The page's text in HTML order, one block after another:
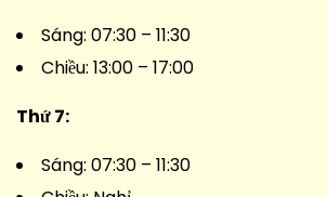
Sáng: 07:30 – 11:30
Chiều: 13:00 – 17:00
Thứ 7:
Sáng: 07:30 – 11:30